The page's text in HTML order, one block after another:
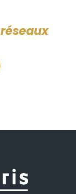
réseaux